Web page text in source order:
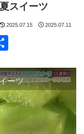
スイーツ
2025.07.15 2025.07.11
ーツ